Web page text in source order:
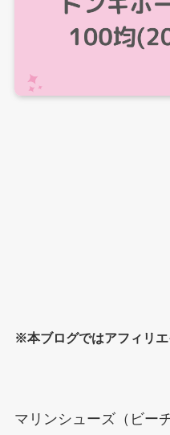
※本ブログではアフィリ
マリンシューズ（ビー